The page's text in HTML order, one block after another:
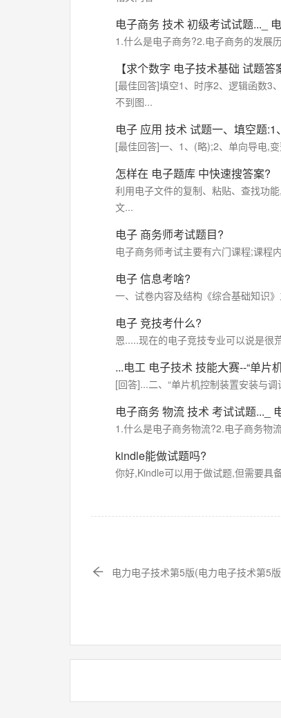
电子商务技术初级考试试题..._
1.什么是电子商务?2.电子商务的发展
【求个数字 电子技术基础 试题答
[最佳回答]填空1、时序2、逻辑函数3
不到图...
电子 应用 技术试题一、填空题:1
[最佳回答]一、1、(略);2、单向导电,
怎样在 电子题库 中快速搜答案?
利用电子文件的复制、粘贴、查找功
文...
电子 商务师考试题目?
电子商务师考试主要有六门课程;课程
电子信息考啥?
一、试卷内容及结构《综合基础知识
电子竞技考什么?
恩.....现在的电子竞技专业可以说是很
...电工 电子技术技能大赛--“单片
[回答]...二、“单片机控制装置安装与
电子商务物流技术考试试题..._
1.什么是电子商务物流?2.电子商务物
kindle能做试题吗?
你好,Kindle可以用于做试题,但需要具
电力电子技术第5版(电力电子技术第5